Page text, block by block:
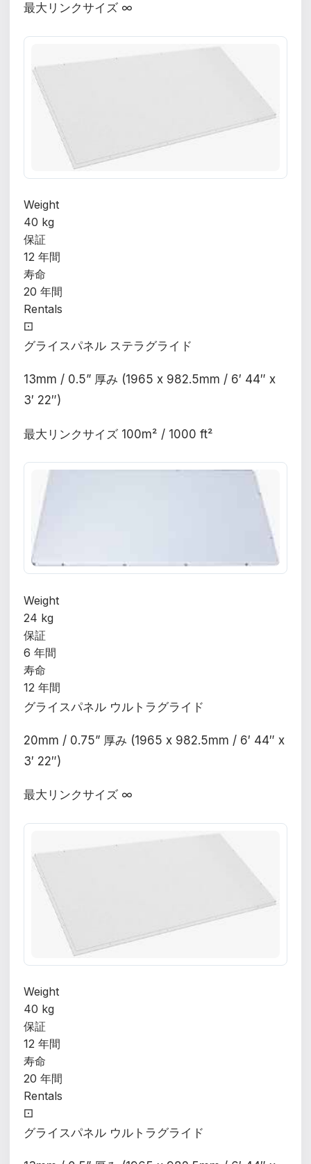
最大リンクサイズ ∞
Weight
40 kg
保証
12 年間
寿命
20 年間
Rentals
⚀
グライスパネル ステラグライド
13mm / 0.5” 厚み (1965 x 982.5mm / 6′ 44″ x
3′ 22″)
最大リンクサイズ 100m² / 1000 ft²
Weight
24 kg
保証
6 年間
寿命
12 年間
グライスパネル ウルトラグライド
20mm / 0.75” 厚み (1965 x 982.5mm / 6′ 44″ x
3′ 22″)
最大リンクサイズ ∞
Weight
40 kg
保証
12 年間
寿命
20 年間
Rentals
⚀
グライスパネル ウルトラグライド